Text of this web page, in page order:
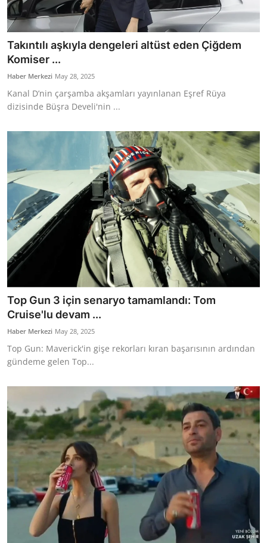
Takıntılı aşkıyla dengeleri altüst eden Çiğdem
Komiser ...
Haber Merkezi May 28, 2025
Kanal D’nin çarşamba akşamları yayınlanan Eşref Rüya
dizisinde Büşra Develi'nin ...
Top Gun 3 için senaryo tamamlandı: Tom
Cruise'lu devam ...
Haber Merkezi May 28, 2025
Top Gun: Maverick'in gişe rekorları kıran başarısının ardından
gündeme gelen Top...